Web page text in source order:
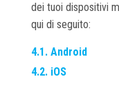
dei tuoi dispositivi
qui di seguito:
4.1. Android
4.2. iOS